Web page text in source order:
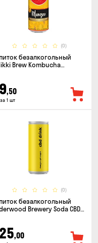
(0)
безалкогольный
Brew Kombucha
,50
1 шт
(0)
безалкогольный
Brewery Soda CBD
,00